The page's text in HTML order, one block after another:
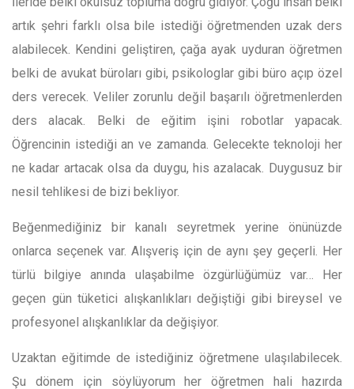
artık şehri farklı olsa bile istediği öğretmenden uzak ders
alabilecek. Kendini geliştiren, çağa ayak uyduran öğretmen
belki de avukat büroları gibi, psikologlar gibi büro açıp özel
ders verecek. Veliler zorunlu değil başarılı öğretmenlerden
ders alacak. Belki de eğitim işini robotlar yapacak.
Öğrencinin istediği an ve zamanda. Gelecekte teknoloji her
ne kadar artacak olsa da duygu, his azalacak. Duygusuz bir
nesil tehlikesi de bizi bekliyor.
Beğenmediğiniz bir kanalı seyretmek yerine önünüzde
onlarca seçenek var. Alışveriş için de aynı şey geçerli. Her
türlü bilgiye anında ulaşabilme özgürlüğümüz var… Her
geçen gün tüketici alışkanlıkları değiştiği gibi bireysel ve
profesyonel alışkanlıklar da değişiyor.
Uzaktan eğitimde de istediğiniz öğretmene ulaşılabilecek.
Şu dönem için söylüyorum her öğretmen hali hazırda